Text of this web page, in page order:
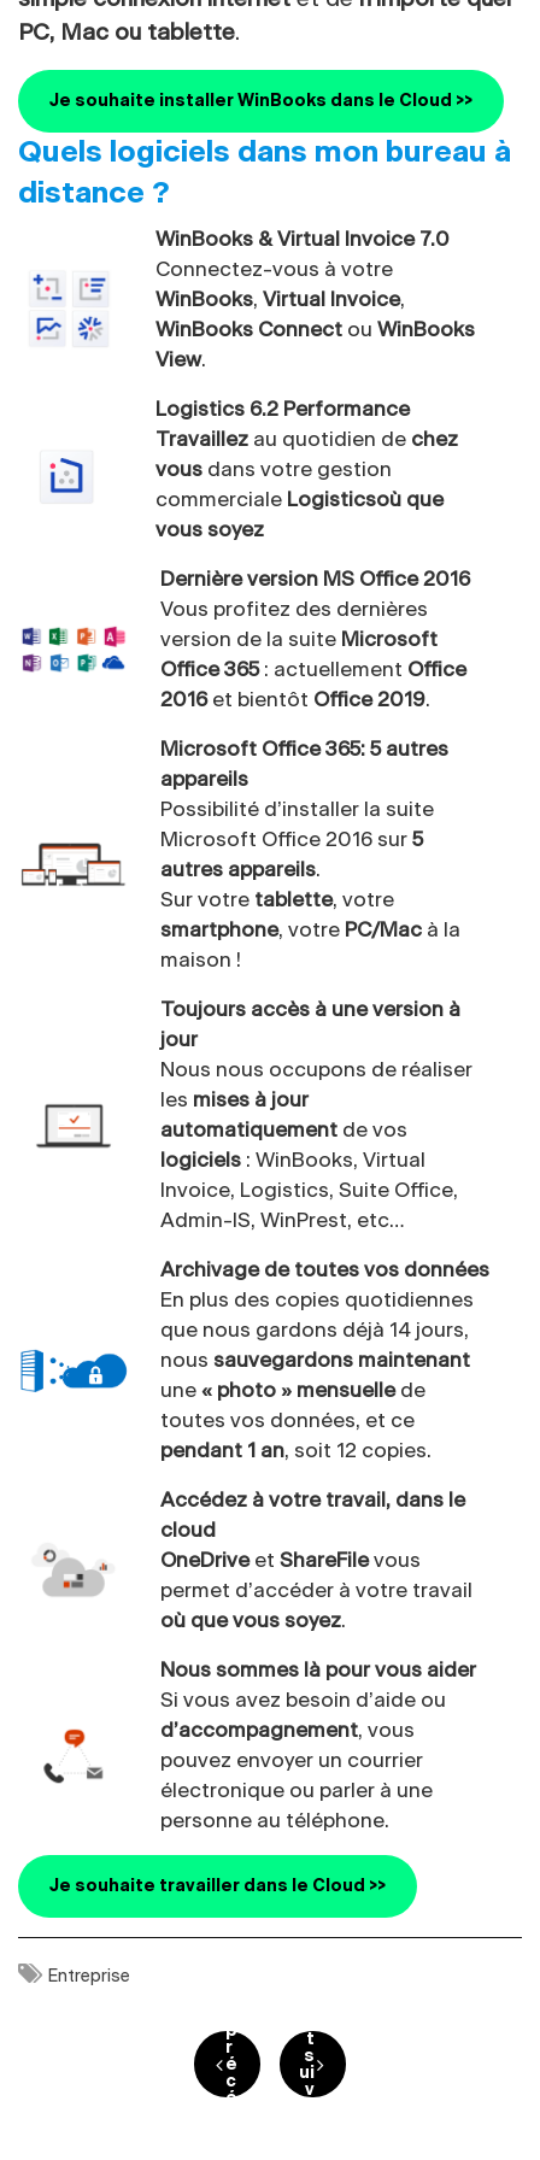
PC, Mac ou tablette.
Je souhaite installer WinBooks dans le Cloud >>
Quels logiciels dans mon bureau à
distance ?
WinBooks & Virtual Invoice 7.0
Connectez-vous à votre
WinBooks,Virtual Invoice,
WinBooks Connect ouWinBooks
View.
Logistics 6.2 Performance
Travaillez au quotidien de chez
vous dans votre gestion
commerciale Logisticsoù que
vous soyez
Dernière version MS Office 2016
Vous profitez des dernières
version de la suite Microsoft
Office 365: actuellement Office
2016 et bientôt Office 2019.
Microsoft Office 365: 5 autres
appareils
Possibilité d’installer la suite
Microsoft Office 2016 sur5
autres appareils.
Sur votre tablette, votre
smartphone, votre PC/Mac à la
maison !
Toujours accès à une version à
jour
Nous nous occupons de réaliser
les mises à jour
automatiquement de vos
logiciels : WinBooks, Virtual
Invoice, Logistics, Suite Office,
Admin-IS, WinPrest, etc…
Archivage de toutes vos données
En plus des copies quotidiennes
que nous gardons déjà 14 jours,
noussauvegardons maintenant
une« photo » mensuellede
toutes vos données, et ce
pendant 1 an, soit 12 copies.
Accédez à votre travail, dans le
cloud
OneDrive etShareFilevous
permet d’accéder à votre travail
où que vous soyez.
Nous sommes là pour vous aider
Si vous avez besoin d’aide ou
d’accompagnement, vous
pouvez envoyer un courrier
électronique ou parler à une
personne au téléphone.
Je souhaite travailler dans le Cloud >>
Entreprise
Navigation de l’article
p
r
é
c
é
t
s
ui
v